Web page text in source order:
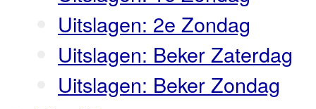
Uitslagen: 2e Zondag
Uitslagen: Beker Zaterdag
Uitslagen: Beker Zondag